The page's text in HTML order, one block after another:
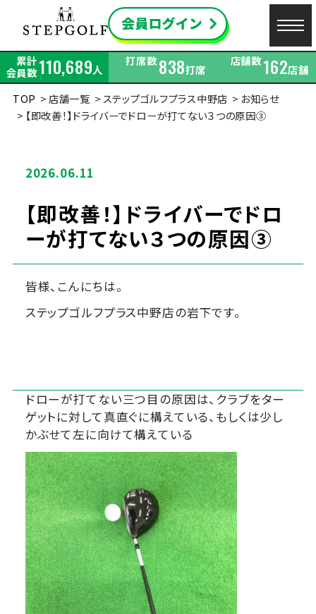
累計
会員数110,689人
打席数838打席
店舗数162店舗
TOP
店舗一覧 ステップゴルフプラス中野店
お知らせ
【即改善！】ドライバーでドローが打てない３つの原因③
2026.06.11
【即改善！】ドライバーでドロ
ーが打てない３つの原因③
皆様、こんにちは。
ステップゴルフプラス中野店の岩下です。
ドローが打てない三つ目の原因は、クラブをター
ゲットに対して真直ぐに構えている、もしくは少し
かぶせて左に向けて構えている